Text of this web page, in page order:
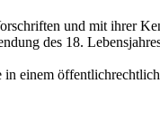
und mit ihrer
des 18.
einem